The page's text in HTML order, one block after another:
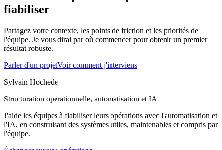
fiabiliser
Partagez votre contexte, les points de friction et les priorités de
l'équipe. Je vous dirai par où commencer pour obtenir un premier
résultat robuste.
Parler d'un projetVoir comment j'interviens
Sylvain Hochede
Structuration opérationnelle, automatisation et IA
J'aide les équipes à fiabiliser leurs opérations avec l'automatisation et
l'IA, en construisant des systèmes utiles, maintenables et compris par
l'équipe.